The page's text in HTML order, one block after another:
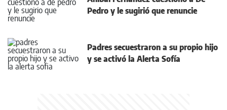
Pedro y le sugirió que renuncie
Padres secuestraron a su propio hijo
y se activó la Alerta Sofía